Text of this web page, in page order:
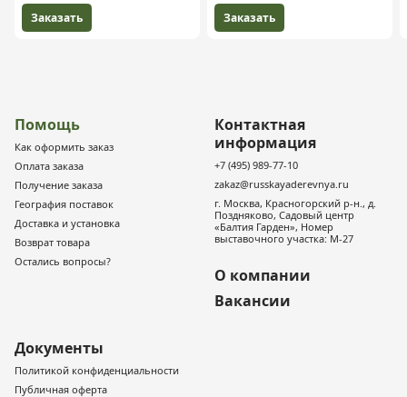
Заказать Заказать
Помощь
Как оформить заказ
Оплата заказа
Получение заказа
География поставок
Доставка и установка
Возврат товара
Остались вопросы?
Контактная
информация
+7 (495) 989-77-10
zakaz@russkayaderevnya.ru
г. Москва, Красногорский р-н., д.
Поздняково, Садовый центр
«Балтия Гарден», Номер
выставочного участка: М-27
О компании
Вакансии
Документы
Политикой конфиденциальности
Публичная оферта